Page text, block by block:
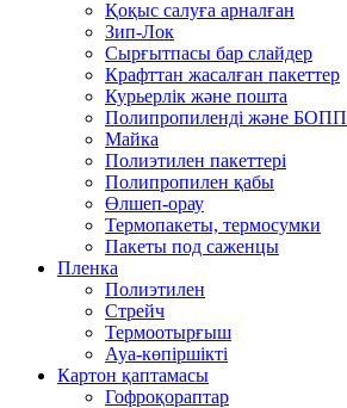
Қоқыс салуға арналған
Зип-Лок
Сырғытпасы бар слайдер
Крафттан жасалған пакеттер
Курьерлік және пошта
Полипропиленді және БОПП
Майка
Полиэтилен пакеттері
Полипропилен қабы
Өлшеп-орау
Термопакеты, термосумки
Пакеты под саженцы
Пленка
Полиэтилен
Стрейч
Термоотырғыш
Ауа-көпіршікті
Картон қаптамасы
Гофроқораптар